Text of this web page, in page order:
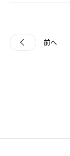
前へ